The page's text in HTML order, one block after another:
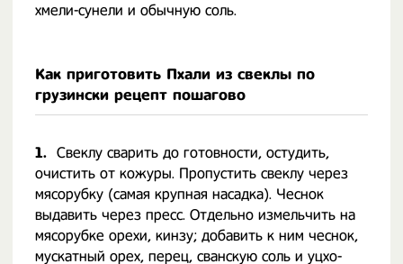
хмели-сунели и обычную соль.
Как приготовить Пхали из свеклы по
грузински рецепт пошагово
1. Свеклу сварить до готовности, остудить,
очистить от кожуры. Пропустить свеклу через
мясорубку (самая крупная насадка). Чеснок
выдавить через пресс. Отдельно измельчить на
мясорубке орехи, кинзу; добавить к ним чеснок,
мускатный орех, перец, сванскую соль и уцхо-